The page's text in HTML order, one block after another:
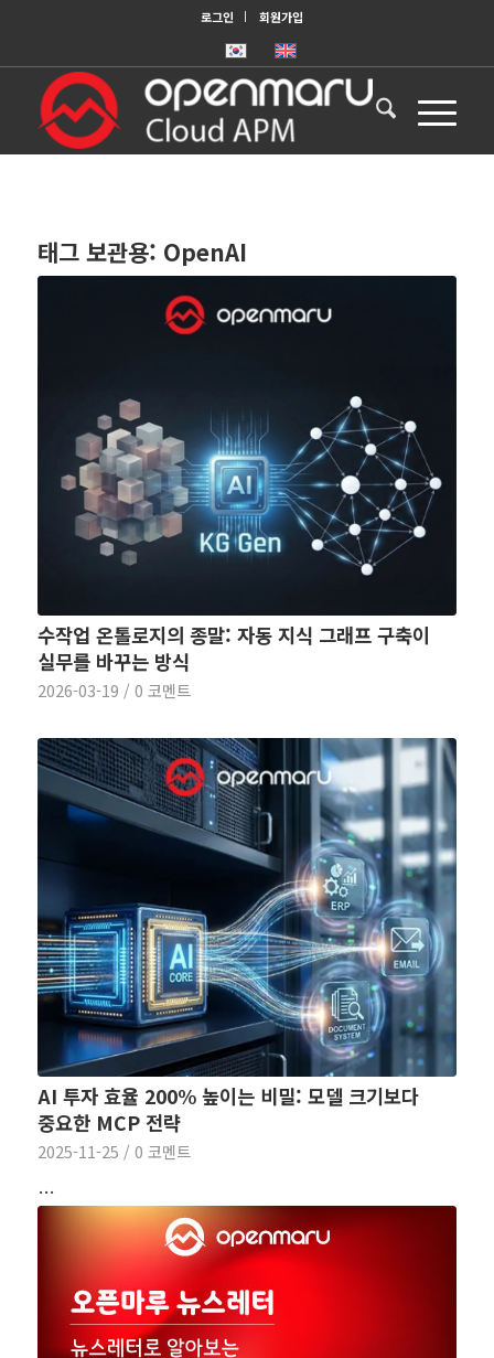
로그인 회원가입
태그 보관용: OpenAI
수작업 온톨로지의 종말: 자동 지식 그래프 구축이
실무를 바꾸는 방식
2026-03-19 / 0 코멘트
AI 투자 효율 200% 높이는 비밀: 모델 크기보다
중요한 MCP 전략
2025-11-25 / 0 코멘트
…